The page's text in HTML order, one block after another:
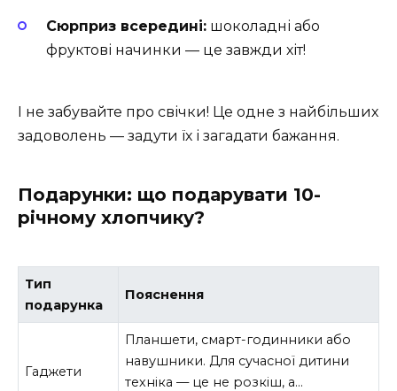
Сюрприз всередині: шоколадні або
фруктові начинки — це завжди хіт!
І не забувайте про свічки! Це одне з найбільших
задоволень — задути їх і загадати бажання.
Подарунки: що подарувати 10-
річному хлопчику?
Тип
подарунка
Пояснення
Гаджети
Планшети, смарт-годинники або
навушники. Для сучасної дитини
техніка — це не розкіш, а…